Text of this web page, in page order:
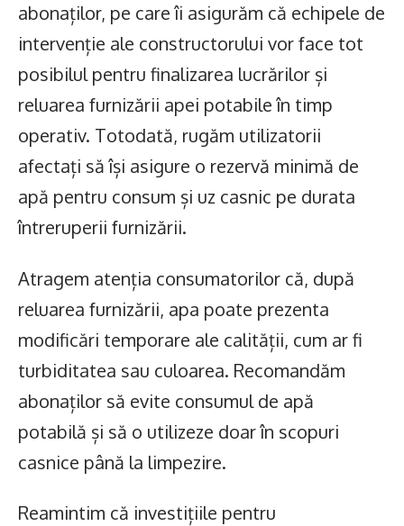
abonaților, pe care îi asigurăm că echipele de
intervenție ale constructorului vor face tot
posibilul pentru finalizarea lucrărilor și
reluarea furnizării apei potabile în timp
operativ. Totodată, rugăm utilizatorii
afectați să își asigure o rezervă minimă de
apă pentru consum și uz casnic pe durata
întreruperii furnizării.
Atragem atenția consumatorilor că, după
reluarea furnizării, apa poate prezenta
modificări temporare ale calității, cum ar fi
turbiditatea sau culoarea. Recomandăm
abonaților să evite consumul de apă
potabilă și să o utilizeze doar în scopuri
casnice până la limpezire.
Reamintim că investițiile pentru